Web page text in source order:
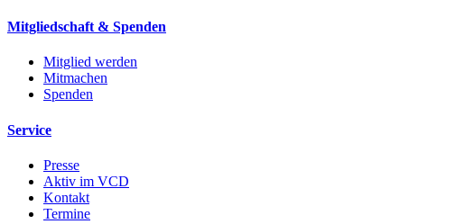
Mitgliedschaft & Spenden
Mitglied werden
Mitmachen
Spenden
Service
Presse
Aktiv im VCD
Kontakt
Termine